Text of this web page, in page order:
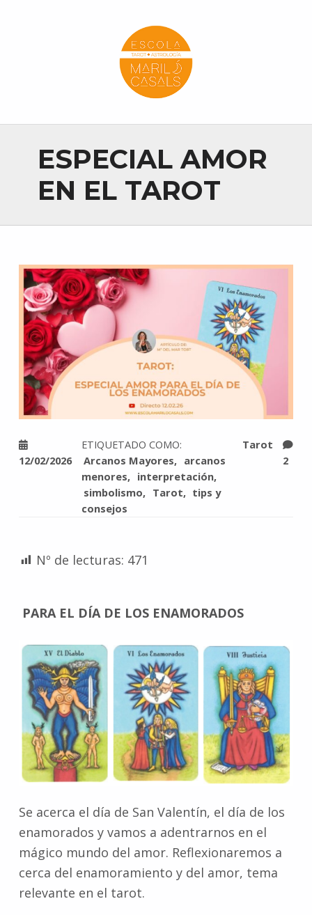
ESPECIAL AMOR
EN EL TAROT
12/02/2026 2
Tarot
ETIQUETADO COMO:
Arcanos Mayores
arcanos
menores
interpretación
simbolismo
Tarot
tips y
consejos
Nº de lecturas: 471
PARA EL DÍA DE LOS ENAMORADOS
Se acerca el día de San Valentín, el día de los
enamorados y vamos a adentrarnos en el
mágico mundo del amor. Reflexionaremos a
cerca del enamoramiento y del amor, tema
relevante en el tarot.